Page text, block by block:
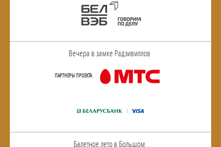
Вечера в замке Радзивиллов
ПАРТНЕРЫ ПРОЕКТА
Балетное лето в Большом